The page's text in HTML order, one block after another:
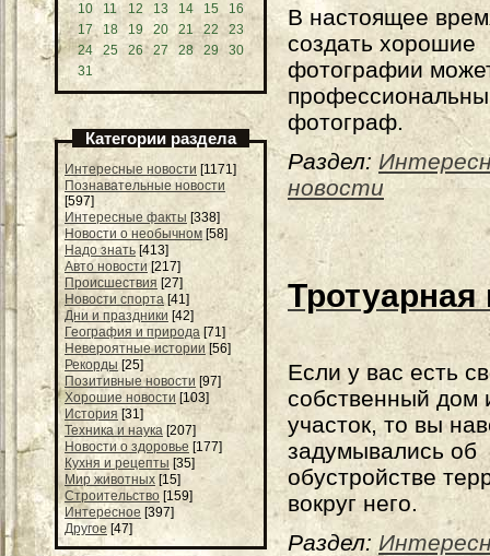
10
11 12 13 14 15
16
17
18 19 20 21 22
23
24
25 26 27 28 29
30
31
Категории раздела
Интересные новости [1171]
Познавательные новости
[597]
Интересные факты [338]
Новости о необычном [58]
Надо знать [413]
Авто новости [217]
Происшествия [27]
Новости спорта [41]
Дни и праздники [42]
География и природа [71]
Невероятные истории [56]
Рекорды [25]
Позитивные новости [97]
Хорошие новости [103]
История [31]
Техника и наука [207]
Новости о здоровье [177]
Кухня и рецепты [35]
Мир животных [15]
Строительство [159]
Интересное [397]
Другое [47]
В настоящее
создать хорошие
фотографии
фотограф.
Раздел:
новости
Тротуарная
Если у вас есть
собственный дом
участок, то вы
задумывались об
обустройстве
вокруг него.
Раздел: